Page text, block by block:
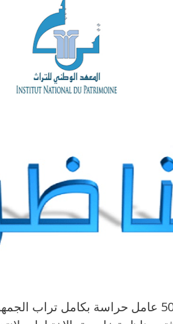
مناظرة المعهد الوطني للتراث 2026: انتداب